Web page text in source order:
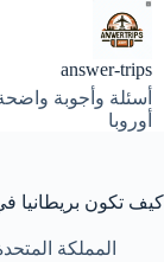
التجاوز
إلى
answer-trips
أسئلة وأجوبة
أوروبا
كيف تكون بريطانيا
المملكة